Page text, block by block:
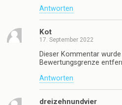
Antworten
Kot
17. September 2022
Dieser Kommentar
Bewertungsgrenze
Antworten
dreizehnundvier